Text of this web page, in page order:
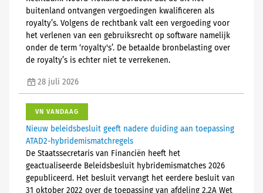
buitenland ontvangen vergoedingen kwalificeren als
royalty’s. Volgens de rechtbank valt een vergoeding voor
het verlenen van een gebruiksrecht op software namelijk
onder de term ‘royalty's’. De betaalde bronbelasting over
de royalty’s is echter niet te verrekenen.
28 juli 2026
VN VANDAAG
Nieuw beleidsbesluit geeft nadere duiding aan toepassing
ATAD2-hybridemismatchregels
De Staatssecretaris van Financiën heeft het
geactualiseerde Beleidsbesluit hybridemismatches 2026
gepubliceerd. Het besluit vervangt het eerdere besluit van
31 oktober 2022 over de toepassing van afdeling 2.2A Wet